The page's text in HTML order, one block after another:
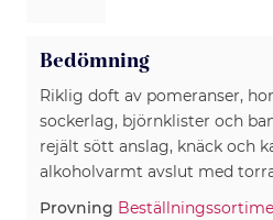
Bedömning
Riklig doft av pomeranser,
sockerlag, björnklister och
rejält sött anslag, knäck och
alkoholvarmt avslut med
Provning